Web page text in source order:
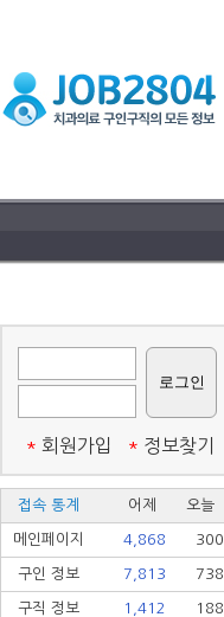
* 회원가입 * 정보찾기
접속 통계 어제 오늘
메인페이지 4,868 300
구인 정보 7,813 738
구직 정보 1,412 188